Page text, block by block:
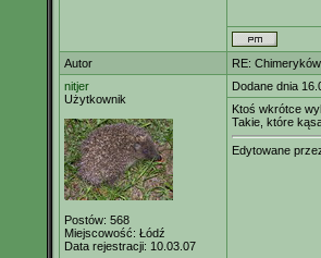
Autor
RE:
nitjer
Użytkownik
Postów: 568
Miejscowość: Łódź
Data rejestracji: 10.03.07
Dodane dnia
Ktoś wkrótce
Takie, które
Edytowane